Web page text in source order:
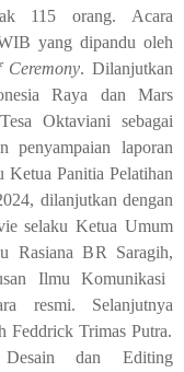
115 orang. Acara
yang dipandu oleh
Ceremony. Dilanjutkan
Raya dan Mars
Tesa Oktavianisebagai
penyampaian laporan
Ketua Panitia Pelatihan
dilanjutkandengan
selaku Ketua Umum
Rasiana BR Saragih,
Ilmu Komunikasi
resmi. Selanjutnya
Feddrick Trimas Putra.
Desain dan Editing